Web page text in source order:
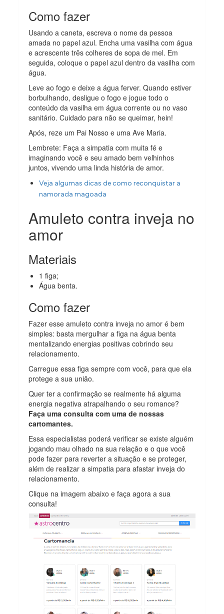
Como fazer
Usando a caneta, escreva o nome da pessoa
amada no papel azul. Encha uma vasilha com água
e acrescente três colheres de sopa de mel. Em
seguida, coloque o papel azul dentro da vasilha com
água.
Leve ao fogo e deixe a água ferver. Quando estiver
borbulhando, desligue o fogo e jogue todo o
conteúdo da vasilha em água corrente ou no vaso
sanitário. Cuidado para não se queimar, hein!
Após, reze um Pai Nosso e uma Ave Maria.
Lembrete: Faça a simpatia com muita fé e
imaginando você e seu amado bem velhinhos
juntos, vivendo uma linda história de amor.
Veja algumas dicas de como reconquistar a
namorada magoada
Amuleto contra inveja no
amor
Materiais
1 figa;
Água benta.
Como fazer
Fazer esse amuleto contra inveja no amor é bem
simples: basta mergulhar a figa na água benta
mentalizando energias positivas cobrindo seu
relacionamento.
Carregue essa figa sempre com você, para que ela
protege a sua união.
Quer ter a confirmação se realmente há alguma
energia negativa atrapalhando o seu romance?
Faça uma consulta com uma de nossas
cartomantes.
Essa especialistas poderá verificar se existe alguém
jogando mau olhado na sua relação e o que você
pode fazer para reverter a situação e se proteger,
além de realizar a simpatia para afastar inveja do
relacionamento.
Clique na imagem abaixo e faça agora a sua
consulta!